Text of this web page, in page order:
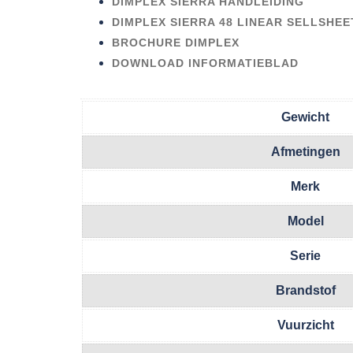
DIMPLEX SIERRA 48 LINEAR
BROCHURE DIMPLEX
DOWNLOAD INFORMATIEBLAD
Gewicht
Afmetingen
Merk
Model
Serie
Brandstof
Vuurzicht